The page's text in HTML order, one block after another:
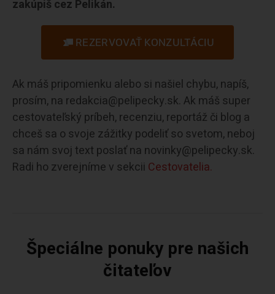
zakúpiš cez Pelikán.
REZERVOVAŤ KONZULTÁCIU
Ak máš pripomienku alebo si našiel chybu, napíš,
prosím, na redakcia@pelipecky.sk. Ak máš super
cestovateľský príbeh, recenziu, reportáž či blog a
chceš sa o svoje zážitky podeliť so svetom, neboj
sa nám svoj text poslať na novinky@pelipecky.sk.
Radi ho zverejníme v sekcii Cestovatelia.
Špeciálne ponuky pre našich
čitateľov